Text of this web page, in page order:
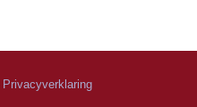
Privacyverklaring